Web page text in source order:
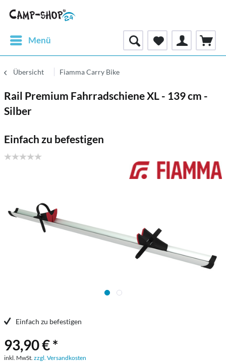
Menü
Übersicht Fiamma Carry Bike
Rail Premium Fahrradschiene XL - 139 cm -
Silber
Einfach zu befestigen
Einfach zu befestigen
93,90 € *
inkl. MwSt. zzgl. Versandkosten